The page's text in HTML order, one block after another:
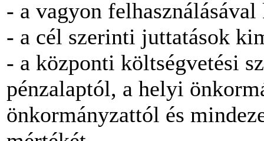
- a vagyon
- a cél szerinti juttatások
- a központi költségvetési
pénzalaptól, a helyi
önkormányzattól és